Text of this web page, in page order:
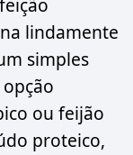
lindamente
simples
ou feijão
proteico,